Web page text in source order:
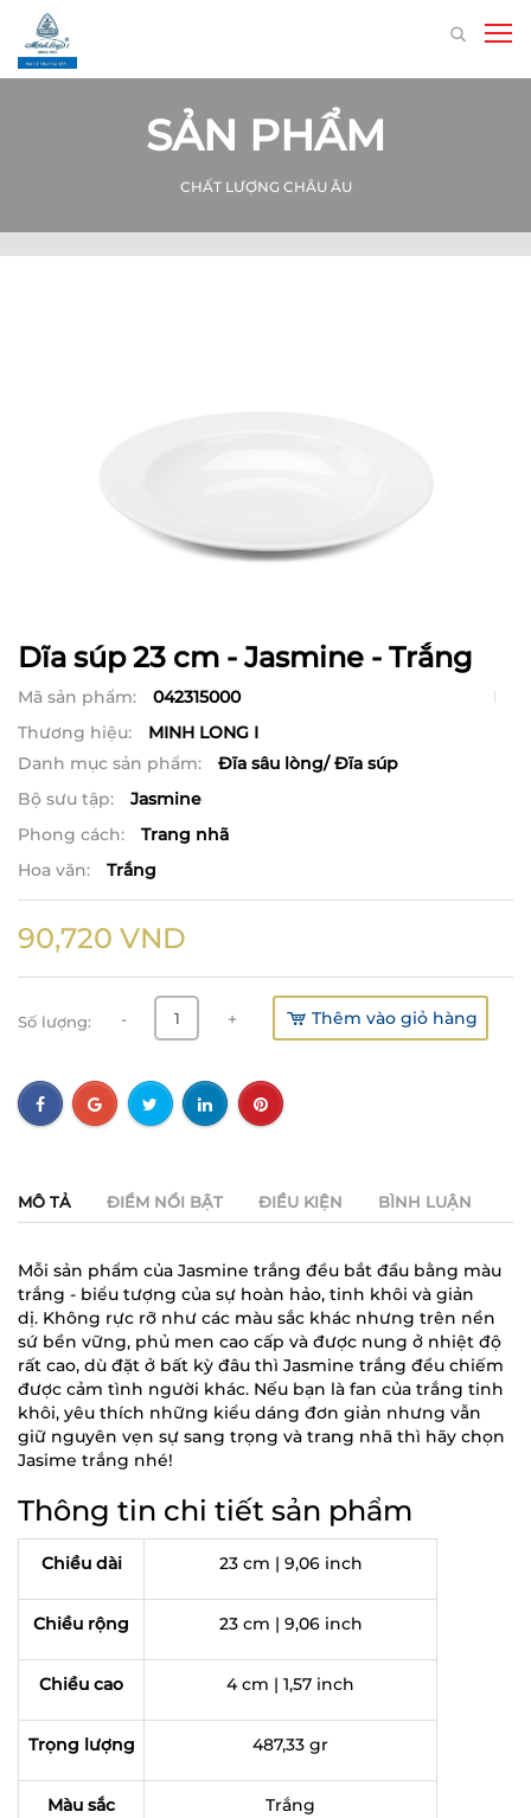
SẢN PHẨM
CHẤT LƯỢNG CHÂU ÂU
Dĩa súp 23 cm - Jasmine - Trắng
Mã sản phẩm:
042315000
Thương hiệu:
MINH LONG I
Danh mục sản phẩm:
Đĩa sâu lòng/ Đĩa súp
Bộ sưu tập:
Jasmine
Phong cách:
Trang nhã
Hoa văn:
Trắng
90,720 VND
Số lượng: - + Thêm vào giỏ hàng
MÔ TẢ ĐIỂM NỔI BẬT ĐIỀU KIỆN BÌNH LUẬN
Mỗi sản phẩm của Jasmine trắng đều bắt đầu bằng màu
trắng - biểu tượng của sự hoàn hảo, tinh khôi và giản
dị. Không rực rỡ như các màu sắc khác nhưng trên nền
sứ bền vững, phủ men cao cấp và được nung ở nhiệt độ
rất cao, dù đặt ở bất kỳ đâu thì Jasmine trắng đều chiếm
được cảm tình người khác. Nếu bạn là fan của trắng tinh
khôi, yêu thích những kiểu dáng đơn giản nhưng vẫn
giữ nguyên vẹn sự sang trọng và trang nhã thì hãy chọn
Jasime trắng nhé!
Thông tin chi tiết sản phẩm
Chiều dài 23 cm | 9,06 inch
Chiều rộng 23 cm | 9,06 inch
Chiều cao 4 cm | 1,57 inch
Trọng lượng 487,33 gr
Màu sắc Trắng